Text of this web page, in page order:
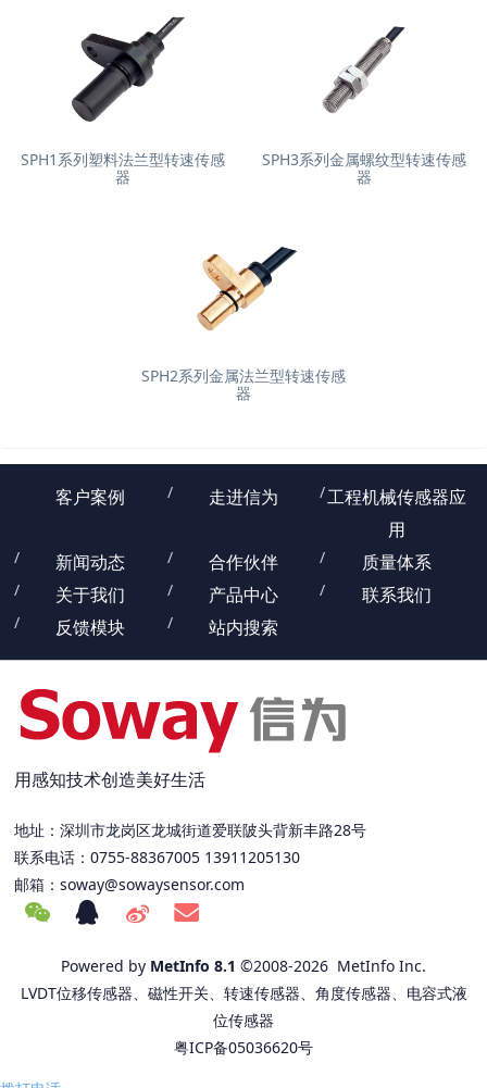
SPH1系列塑料法兰型转速传感
器
SPH3系列金属螺纹型转速传感
器
SPH2系列金属法兰型转速传感
器
客户案例 走进信为
工程机械传感器应
用
新闻动态
合作伙伴
质量体系
关于我们
产品中心
联系我们
反馈模块
站内搜索
用感知技术创造美好生活
地址：深圳市龙岗区龙城街道爱联陂头背新丰路28号
联系电话：0755-88367005 13911205130
邮箱：soway@sowaysensor.com
Powered by MetInfo 8.1 ©2008-2026 MetInfo Inc.
LVDT位移传感器、磁性开关、转速传感器、角度传感器、电容式液
位传感器
粤ICP备05036620号